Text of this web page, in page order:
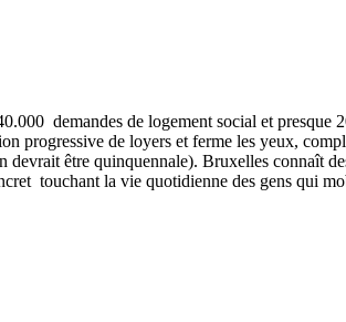
demandes de logement social et presque
progressive de loyers et ferme les yeux,
être quinquennale). Bruxelles connaît
touchant la vie quotidienne des gens qui